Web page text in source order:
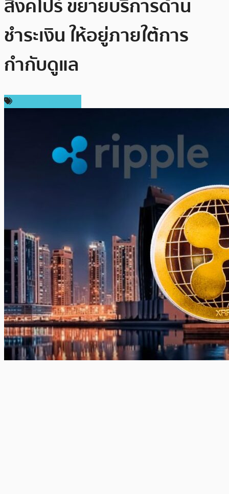
สิงคโปร์ ขยายบริการด้าน
ชำระเงิน ให้อยู่ภายใต้การ
กำกับดูแล